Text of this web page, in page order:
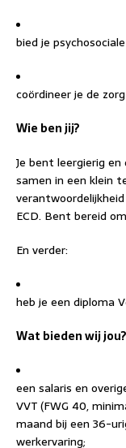
bied je
coördineer je de
Wie ben jij?
Je bent leergierig
samen in een klein
ECD. Bent bereid
En verder:
heb je een diploma
Wat bieden wij jou?
een salaris en
VVT (FWG 40,
maand bij een 36-
werkervaring;